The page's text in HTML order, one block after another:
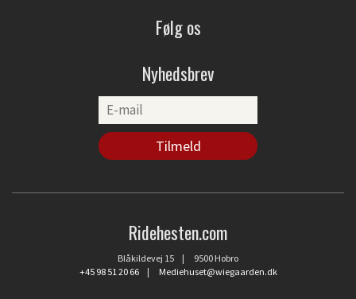
Følg os
Nyhedsbrev
Ridehesten.com
Blåkildevej 15 | 9500 Hobro
+45 98 51 20 66| Mediehuset@wiegaarden.dk